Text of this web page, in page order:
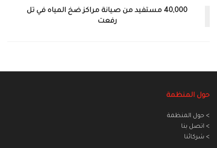
40,000 مستفيد من صيانة مراكز ضخ المياه في تل
رفعت
حول المنظمة
> حول المنظمة
> اتصل بنا
> شركائنا